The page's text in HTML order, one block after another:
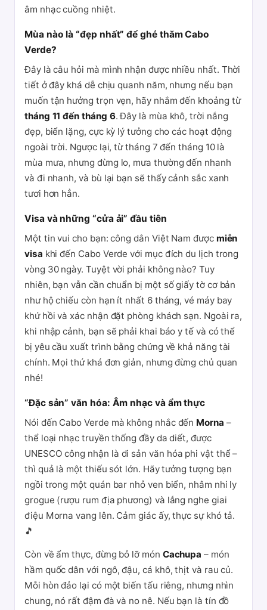
âm nhạc cuồng nhiệt.
Mùa nào là “đẹp nhất” để ghé thăm Cabo
Verde?
Đây là câu hỏi mà mình nhận được nhiều nhất. Thời
tiết ở đây khá dễ chịu quanh năm, nhưng nếu bạn
muốn tận hưởng trọn vẹn, hãy nhắm đến khoảng từ
tháng 11 đến tháng 6. Đây là mùa khô, trời nắng
đẹp, biển lặng, cực kỳ lý tưởng cho các hoạt động
ngoài trời. Ngược lại, từ tháng 7 đến tháng 10 là
mùa mưa, nhưng đừng lo, mưa thường đến nhanh
và đi nhanh, và bù lại bạn sẽ thấy cảnh sắc xanh
tươi hơn hẳn.
Visa và những “cửa ải” đầu tiên
Một tin vui cho bạn: công dân Việt Nam được miễn
visa khi đến Cabo Verde với mục đích du lịch trong
vòng 30 ngày. Tuyệt vời phải không nào? Tuy
nhiên, bạn vẫn cần chuẩn bị một số giấy tờ cơ bản
như hộ chiếu còn hạn ít nhất 6 tháng, vé máy bay
khứ hồi và xác nhận đặt phòng khách sạn. Ngoài ra,
khi nhập cảnh, bạn sẽ phải khai báo y tế và có thể
bị yêu cầu xuất trình bằng chứng về khả năng tài
chính. Mọi thứ khá đơn giản, nhưng đừng chủ quan
nhé!
“Đặc sản” văn hóa: Âm nhạc và ẩm thực
Nói đến Cabo Verde mà không nhắc đến Morna –
thể loại nhạc truyền thống đầy da diết, được
UNESCO công nhận là di sản văn hóa phi vật thể –
thì quả là một thiếu sót lớn. Hãy tưởng tượng bạn
ngồi trong một quán bar nhỏ ven biển, nhâm nhi ly
grogue (rượu rum địa phương) và lắng nghe giai
điệu Morna vang lên. Cảm giác ấy, thực sự khó tả.
🎵
Còn về ẩm thực, đừng bỏ lỡ món Cachupa – món
hầm quốc dân với ngô, đậu, cá khô, thịt và rau củ.
Mỗi hòn đảo lại có một biến tấu riêng, nhưng nhìn
chung, nó rất đậm đà và no nê. Nếu bạn là tín đồ